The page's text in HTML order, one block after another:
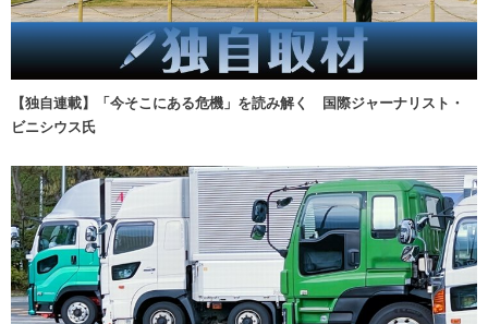
【独自連載】「今そこにある危機」を読み解く 国際ジャーナリスト・
ビニシウス氏